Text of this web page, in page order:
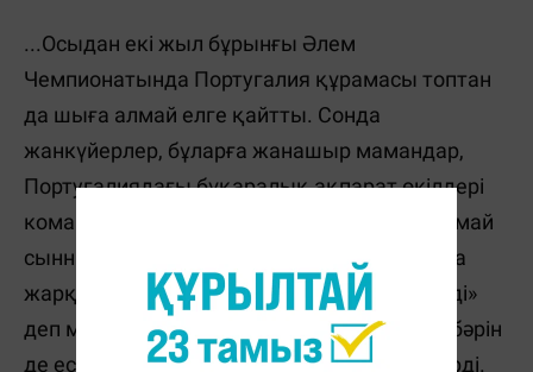
...Осыдан екі жыл бұрынғы Әлем
Чемпионатында Португалия құрамасы топтан
да шыға алмай елге қайтты. Сонда
жанкүйерлер, бұларға жанашыр мамандар,
Португалиядағы бұқаралық ақпарат өкілдері
команда мүшелерін, әсіресе Роналдуды аямай
сынның астына көмді. «Реал» сапында ғана
жарқырайды, құрама үшін дым да бітірмеді»
деп мұны жерден алып, жерге салды. Бұл бәрін
де естіді, оқыды, амалсыз шыдап жүре берді.